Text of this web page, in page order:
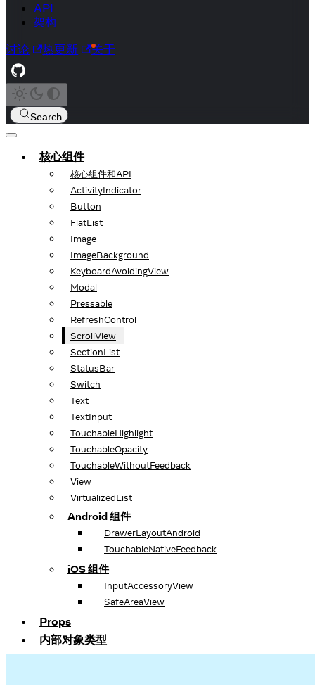
API
架构
讨论 热更新 关于
Search
核心组件
核心组件和API
ActivityIndicator
Button
FlatList
Image
ImageBackground
KeyboardAvoidingView
Modal
Pressable
RefreshControl
ScrollView
SectionList
StatusBar
Switch
Text
TextInput
TouchableHighlight
TouchableOpacity
TouchableWithoutFeedback
View
VirtualizedList
Android 组件
DrawerLayoutAndroid
TouchableNativeFeedback
iOS 组件
InputAccessoryView
SafeAreaView
Props
内部对象类型